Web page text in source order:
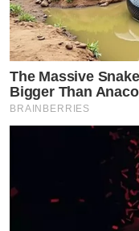
The Massive
Bigger Than
BRAINBERRIES